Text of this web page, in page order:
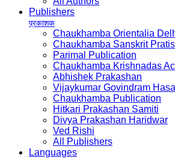
Publishers
प्रकाशक
Chaukhamba Orientalia
Chaukhamba Sanskrit
Parimal Publication
Chaukhamba Krishnadas
Abhishek Prakashan
Vijaykumar Govindram
Chaukhamba Publication
Hitkari Prakashan Samiti
Divya Prakashan Haridwar
Ved Rishi
All Publishers
Languages